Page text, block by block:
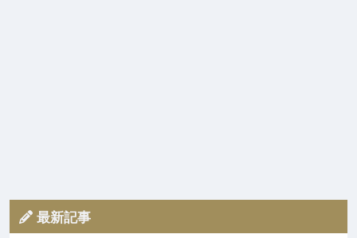
最新記事